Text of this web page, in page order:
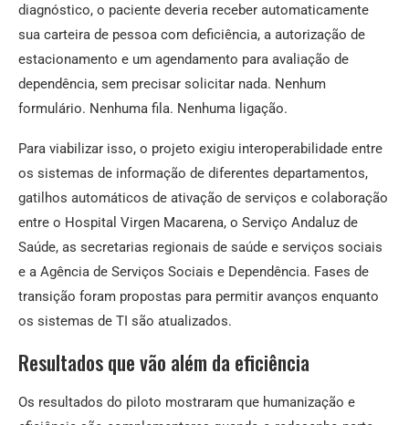
diagnóstico, o paciente deveria receber automaticamente
sua carteira de pessoa com deficiência, a autorização de
estacionamento e um agendamento para avaliação de
dependência, sem precisar solicitar nada. Nenhum
formulário. Nenhuma fila. Nenhuma ligação.
Para viabilizar isso, o projeto exigiu interoperabilidade entre
os sistemas de informação de diferentes departamentos,
gatilhos automáticos de ativação de serviços e colaboração
entre o Hospital Virgen Macarena, o Serviço Andaluz de
Saúde, as secretarias regionais de saúde e serviços sociais
e a Agência de Serviços Sociais e Dependência. Fases de
transição foram propostas para permitir avanços enquanto
os sistemas de TI são atualizados.
Resultados que vão além da eficiência
Os resultados do piloto mostraram que humanização e